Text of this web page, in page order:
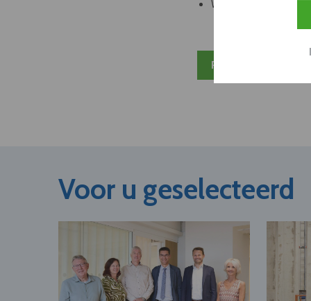
Welke partners en
Plan 20 min inzicht
Voor u geselecteerd